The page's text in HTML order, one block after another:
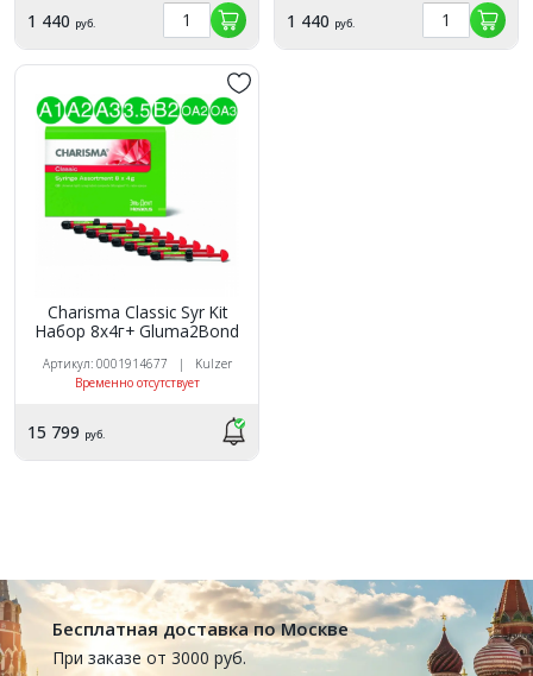
1 440 руб. 1 440 руб.
Сharisma Сlassic Syr Kit
Набор 8x4г+ Gluma2Bond
Артикул: 0001914677 | Kulzer
Временно отсутствует
15 799 руб.
Бесплатная доставка по Москве
При заказе от 3000 руб.